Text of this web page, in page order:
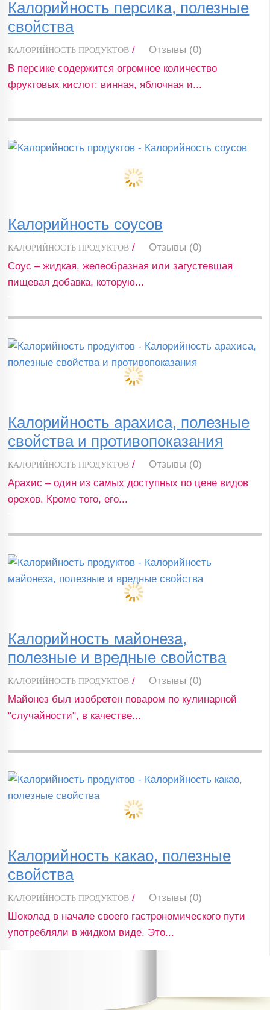
Калорийность персика, полезные
свойства
КАЛОРИЙНОСТЬ ПРОДУКТОВ /
Отзывы (0)
В персике содержится огромное количество
фруктовых кислот: винная, яблочная и...
Калорийность соусов
КАЛОРИЙНОСТЬ ПРОДУКТОВ /
Отзывы (0)
Соус – жидкая, желеобразная или загустевшая
пищевая добавка, которую...
Калорийность арахиса, полезные
свойства и противопоказания
КАЛОРИЙНОСТЬ ПРОДУКТОВ /
Отзывы (0)
Арахис – один из самых доступных по цене видов
орехов. Кроме того, его...
Калорийность майонеза,
полезные и вредные свойства
КАЛОРИЙНОСТЬ ПРОДУКТОВ /
Отзывы (0)
Майонез был изобретен поваром по кулинарной
"случайности", в качестве...
Калорийность какао, полезные
свойства
КАЛОРИЙНОСТЬ ПРОДУКТОВ /
Отзывы (0)
Шоколад в начале своего гастрономического пути
употребляли в жидком виде. Это...